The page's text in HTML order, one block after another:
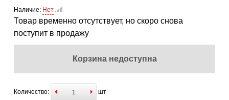
Наличие: Нет
Товар временно отсутствует, но скоро снова
поступит в продажу
Корзина недоступна
Количество: шт